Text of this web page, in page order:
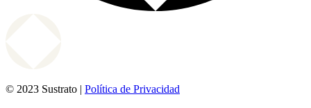
© 2023 Sustrato | Política de Privacidad